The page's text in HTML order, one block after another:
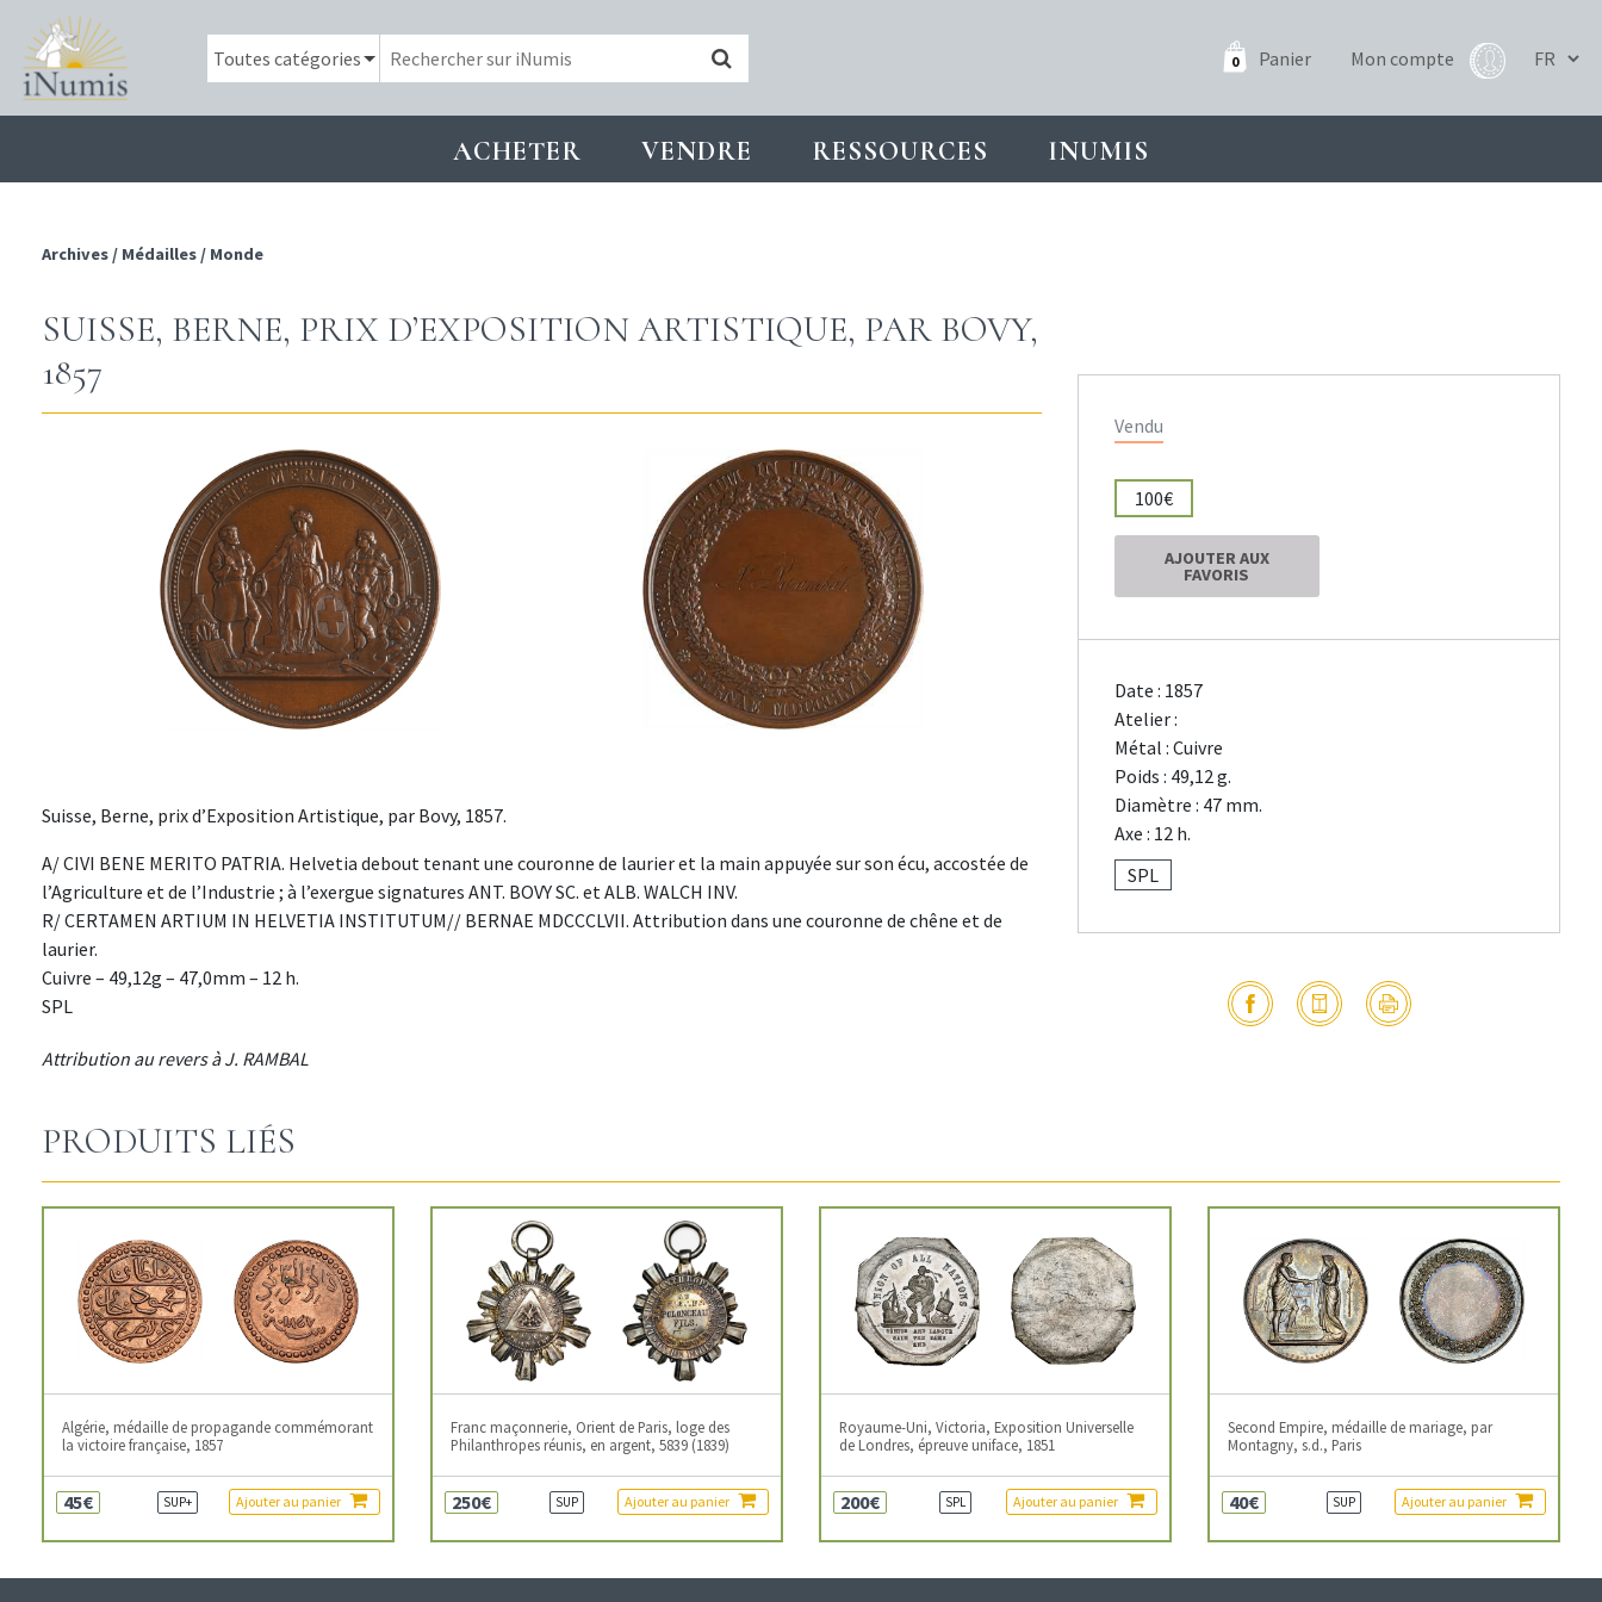
0 Panier Mon compte
ACHETER VENDRE RESSOURCES INUMIS
Archives / Médailles / Monde
SUISSE, BERNE, PRIX D’EXPOSITION ARTISTIQUE, PAR BOVY,
1857
Suisse, Berne, prix d’Exposition Artistique, par Bovy, 1857.
A/ CIVI BENE MERITO PATRIA. Helvetia debout tenant une couronne de laurier et la main appuyée sur son écu, accostée de
l’Agriculture et de l’Industrie ; à l’exergue signatures ANT. BOVY SC. et ALB. WALCH INV.
R/ CERTAMEN ARTIUM IN HELVETIA INSTITUTUM// BERNAE MDCCCLVII. Attribution dans une couronne de chêne et de
laurier.
Cuivre – 49,12g – 47,0mm – 12 h.
SPL
Attribution au revers à J. RAMBAL
Vendu
100€
AJOUTER AUX
FAVORIS
Date : 1857
Atelier :
Métal : Cuivre
Poids : 49,12 g.
Diamètre : 47 mm.
Axe : 12 h.
SPL
PRODUITS LIÉS
Algérie, médaille de propagande commémorant
la victoire française, 1857
45€ SUP+ Ajouter au panier
Franc maçonnerie, Orient de Paris, loge des
Philanthropes réunis, en argent, 5839 (1839)
250€ SUP Ajouter au panier
Royaume-Uni, Victoria, Exposition Universelle
de Londres, épreuve uniface, 1851
200€ SPL Ajouter au panier
Second Empire, médaille de mariage, par
Montagny, s.d., Paris
40€ SUP Ajouter au panier